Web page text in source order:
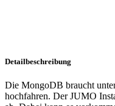
Detailbeschreibung
Die MongoDB braucht
hochfahren. Der JUMO